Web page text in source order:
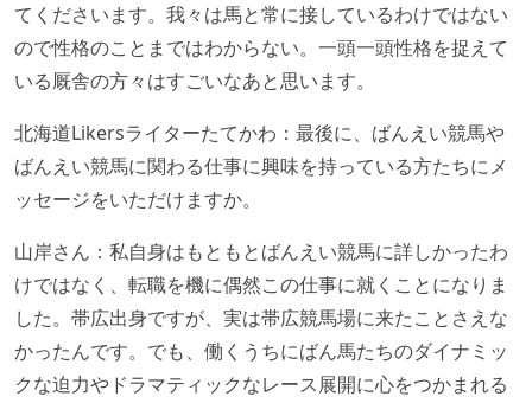
てくださいます。我々は馬と常に接しているわけではない
ので性格のことまではわからない。一頭一頭性格を捉えて
いる厩舎の方々はすごいなあと思います。
北海道Likersライターたてかわ：最後に、ばんえい競馬や
ばんえい競馬に関わる仕事に興味を持っている方たちにメ
ッセージをいただけますか。
山岸さん：私自身はもともとばんえい競馬に詳しかったわ
けではなく、転職を機に偶然この仕事に就くことになりま
した。帯広出身ですが、実は帯広競馬場に来たことさえな
かったんです。でも、働くうちにばん馬たちのダイナミッ
クな迫力やドラマティックなレース展開に心をつかまれる